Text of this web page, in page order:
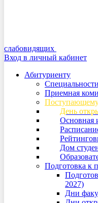
слабовидящих
Вход в личный кабинет
Абитуриенту
Приемная
День
Основная
Дом
Подготовка к
2027)
Дни